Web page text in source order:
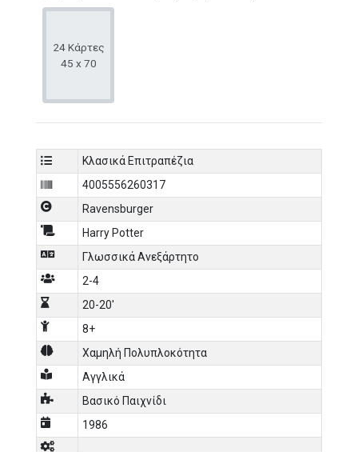
Players move around the shifting paths of the labyrinth
of his treasures first and returns to his home space wins!
Labyrinth is simple at first glance and an excellent
adults using more strategy and more of a cutthroat
approach.
24 Κάρτες
45 x 70
Κλασικά Επιτραπέζια
4005556260317
Ravensburger
Harry Potter
Γλωσσικά Ανεξάρτητο
2-4
20-20'
8+
Χαμηλή Πολυπλοκότητα
Αγγλικά
Βασικό Παιχνίδι
1986